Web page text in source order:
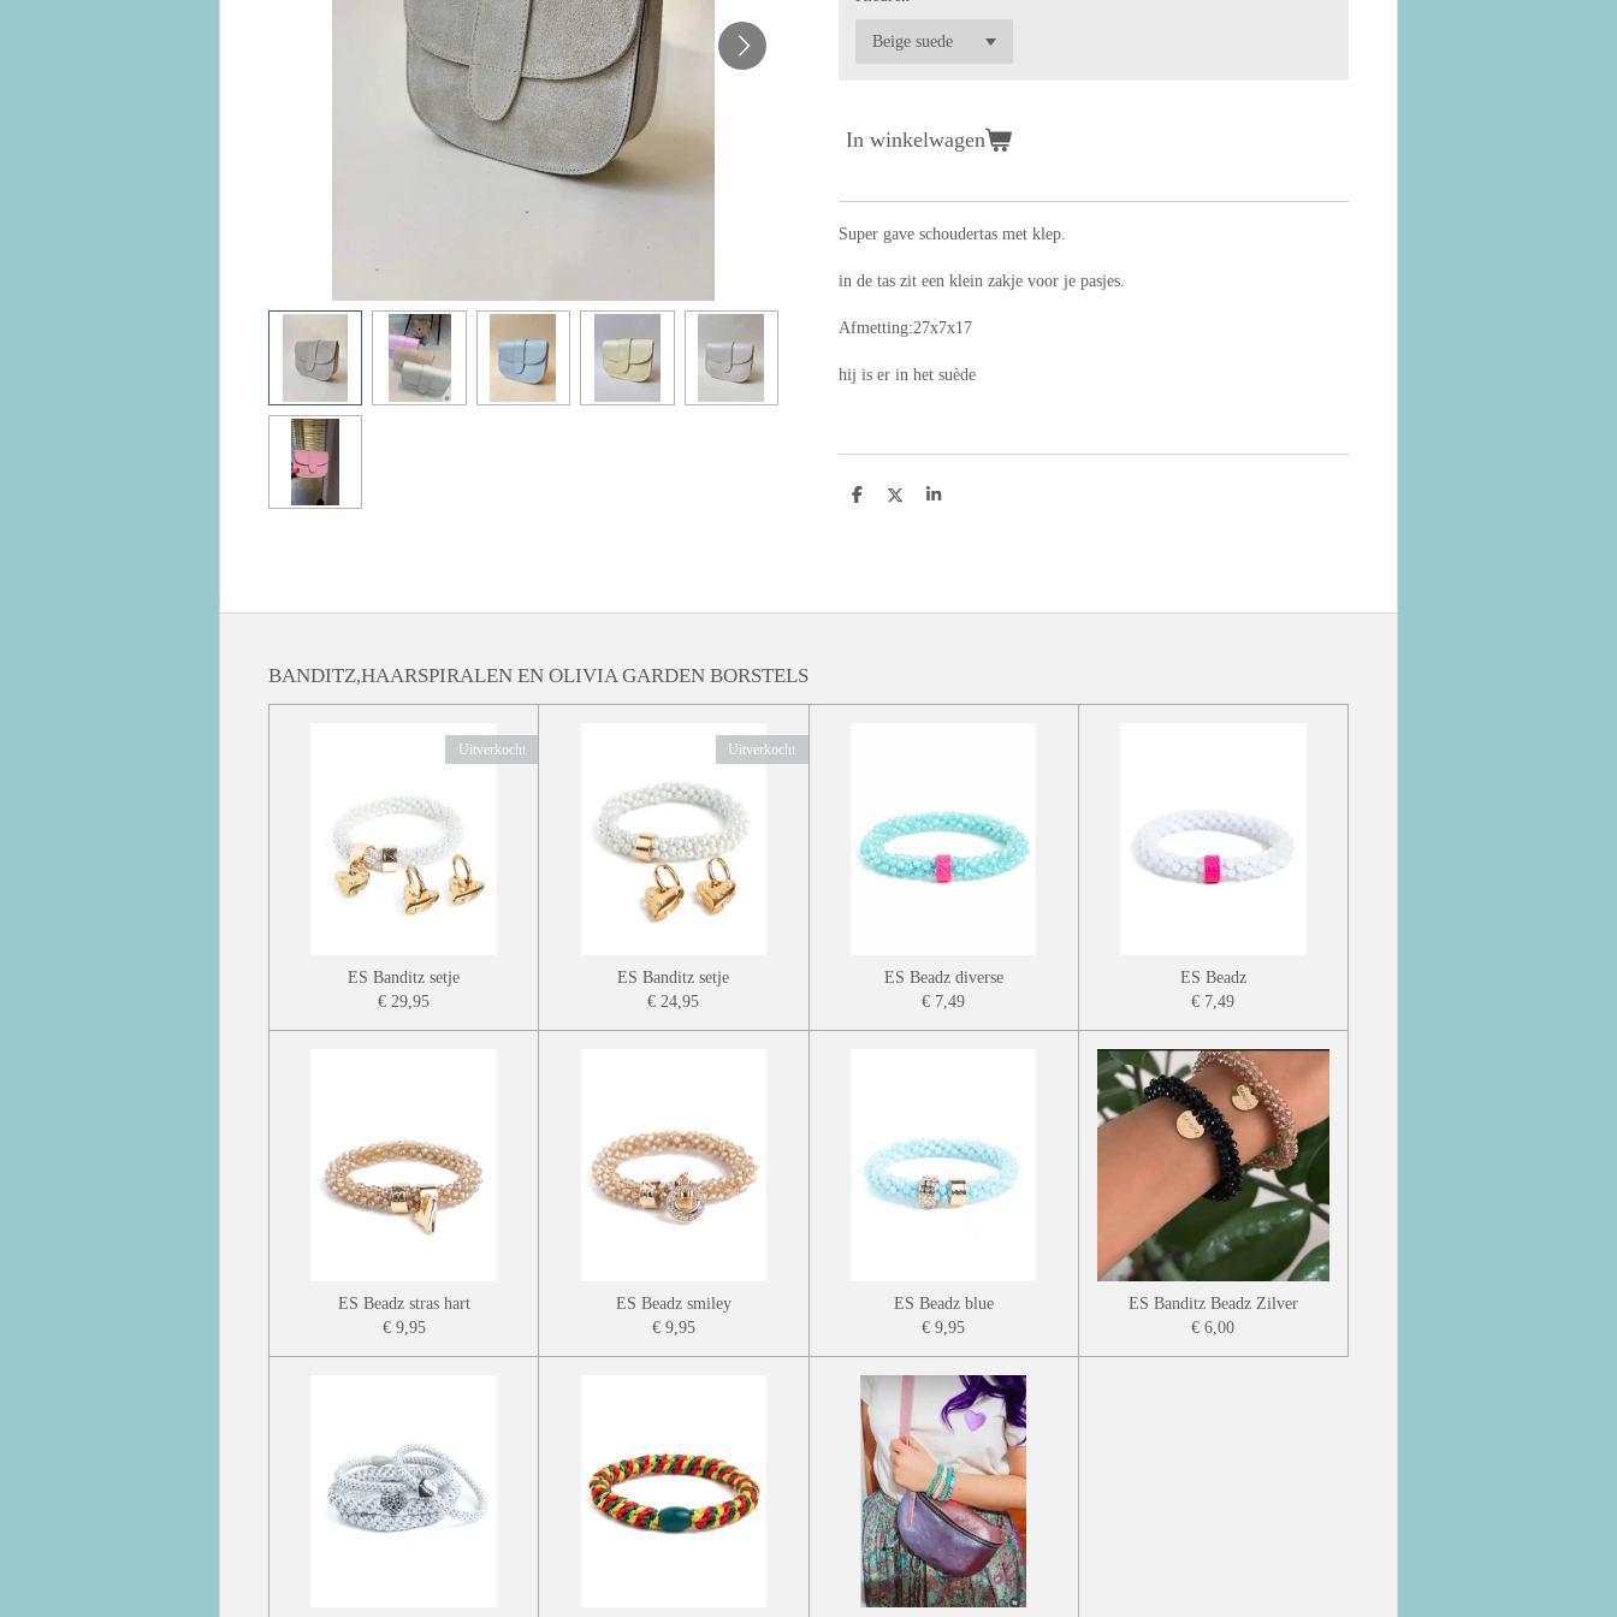
In winkelwagen
Super gave schoudertas met klep.
in de tas zit een klein zakje voor je pasjes.
Afmetting:27x7x17
hij is er in het suède
D
D
S
BANDITZ,HAARSPIRALEN EN OLIVIA GARDEN BORSTELS
Uitverkocht
ES Banditz setje
€ 29,95
Uitverkocht
ES Banditz setje
€ 24,95
ES Beadz diverse
€ 7,49
ES Beadz
€ 7,49
ES Beadz stras hart
€ 9,95
ES Beadz smiley
€ 9,95
ES Beadz blue
€ 9,95
ES Banditz Beadz Zilver
€ 6,00